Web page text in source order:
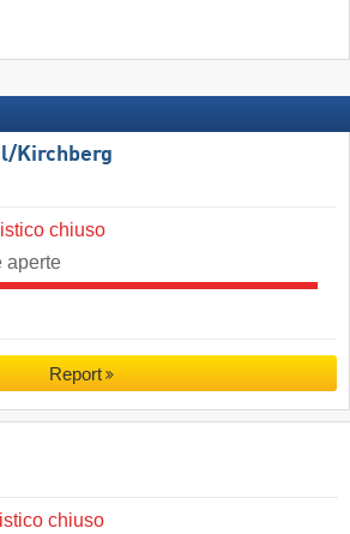
​Kirchberg
chiuso
aperte
Report
chiuso